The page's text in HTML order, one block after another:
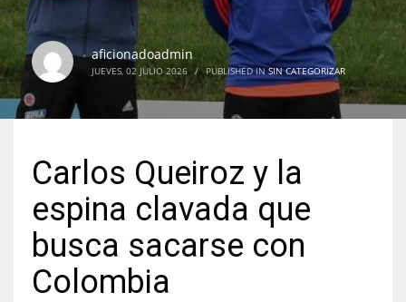
aficionadoadmin
JUEVES, 02 JULIO 2026 / PUBLISHED INSIN CATEGORIZAR
Carlos Queiroz y la
espina clavada que
busca sacarse con
Colombia